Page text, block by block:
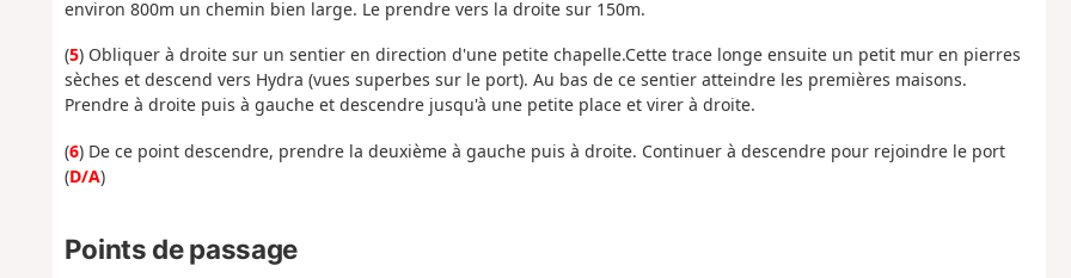
environ 800m un chemin bien large. Le prendre vers la droite sur 150m.
(5) Obliquer à droite sur un sentier en direction d'une petite chapelle.Cette trace longe ensuite un petit mur en pierres
sèches et descend vers Hydra (vues superbes sur le port). Au bas de ce sentier atteindre les premières maisons.
Prendre à droite puis à gauche et descendre jusqu'à une petite place et virer à droite.
(6) De ce point descendre, prendre la deuxième à gauche puis à droite. Continuer à descendre pour rejoindre le port
(D/A)
Points de passage